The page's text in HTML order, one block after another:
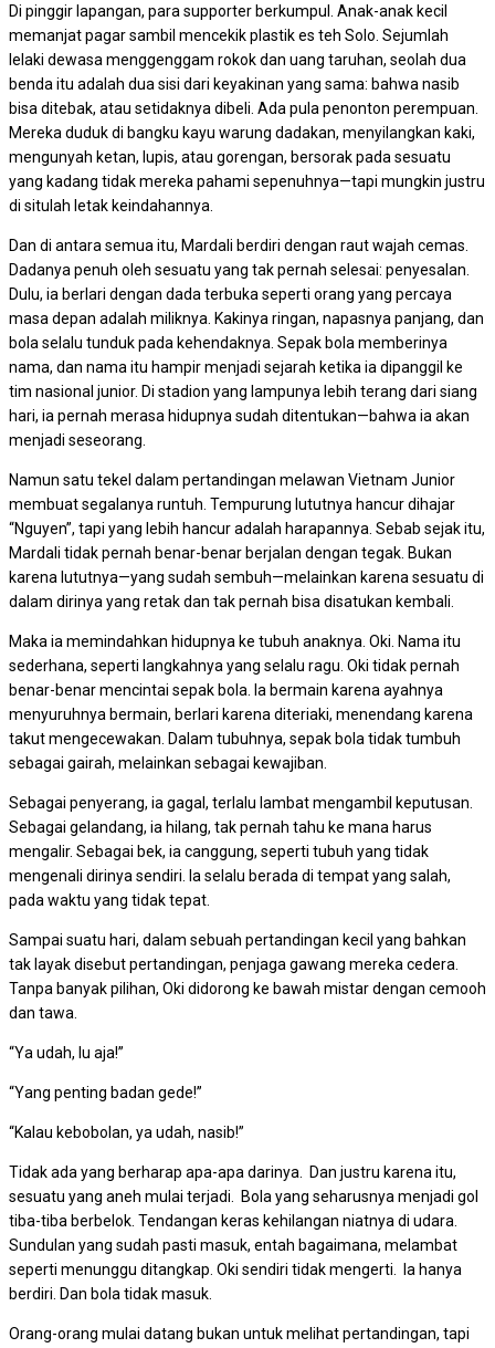
Di pinggir lapangan, para supporter berkumpul. Anak-anak kecil
memanjat pagar sambil mencekik plastik es teh Solo. Sejumlah
lelaki dewasa menggenggam rokok dan uang taruhan, seolah dua
benda itu adalah dua sisi dari keyakinan yang sama: bahwa nasib
bisa ditebak, atau setidaknya dibeli. Ada pula penonton perempuan.
Mereka duduk di bangku kayu warung dadakan, menyilangkan kaki,
mengunyah ketan, lupis, atau gorengan, bersorak pada sesuatu
yang kadang tidak mereka pahami sepenuhnya—tapi mungkin justru
di situlah letak keindahannya.
Dan di antara semua itu, Mardali berdiri dengan raut wajah cemas.
Dadanya penuh oleh sesuatu yang tak pernah selesai: penyesalan.
Dulu, ia berlari dengan dada terbuka seperti orang yang percaya
masa depan adalah miliknya. Kakinya ringan, napasnya panjang, dan
bola selalu tunduk pada kehendaknya. Sepak bola memberinya
nama, dan nama itu hampir menjadi sejarah ketika ia dipanggil ke
tim nasional junior. Di stadion yang lampunya lebih terang dari siang
hari, ia pernah merasa hidupnya sudah ditentukan—bahwa ia akan
menjadi seseorang.
Namun satu tekel dalam pertandingan melawan Vietnam Junior
membuat segalanya runtuh. Tempurung lututnya hancur dihajar
“Nguyen”, tapi yang lebih hancur adalah harapannya. Sebab sejak itu,
Mardali tidak pernah benar-benar berjalan dengan tegak. Bukan
karena lututnya—yang sudah sembuh—melainkan karena sesuatu di
dalam dirinya yang retak dan tak pernah bisa disatukan kembali.
Maka ia memindahkan hidupnya ke tubuh anaknya. Oki. Nama itu
sederhana, seperti langkahnya yang selalu ragu. Oki tidak pernah
benar-benar mencintai sepak bola. Ia bermain karena ayahnya
menyuruhnya bermain, berlari karena diteriaki, menendang karena
takut mengecewakan. Dalam tubuhnya, sepak bola tidak tumbuh
sebagai gairah, melainkan sebagai kewajiban.
Sebagai penyerang, ia gagal, terlalu lambat mengambil keputusan.
Sebagai gelandang, ia hilang, tak pernah tahu ke mana harus
mengalir. Sebagai bek, ia canggung, seperti tubuh yang tidak
mengenali dirinya sendiri. Ia selalu berada di tempat yang salah,
pada waktu yang tidak tepat.
Sampai suatu hari, dalam sebuah pertandingan kecil yang bahkan
tak layak disebut pertandingan, penjaga gawang mereka cedera.
Tanpa banyak pilihan, Oki didorong ke bawah mistar dengan cemooh
dan tawa.
“Ya udah, lu aja!”
“Yang penting badan gede!”
“Kalau kebobolan, ya udah, nasib!”
Tidak ada yang berharap apa-apa darinya. Dan justru karena itu,
sesuatu yang aneh mulai terjadi. Bola yang seharusnya menjadi gol
tiba-tiba berbelok. Tendangan keras kehilangan niatnya di udara.
Sundulan yang sudah pasti masuk, entah bagaimana, melambat
seperti menunggu ditangkap. Oki sendiri tidak mengerti. Ia hanya
berdiri. Dan bola tidak masuk.
Orang-orang mulai datang bukan untuk melihat pertandingan, tapi